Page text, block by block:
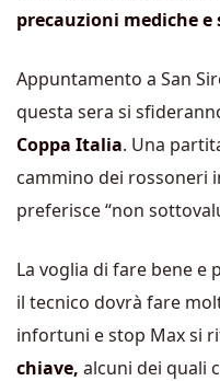
precauzioni mediche
Appuntamento a San
questa sera si
Coppa Italia. Una
cammino dei rossoneri
preferisce “non
La voglia di fare bene e
il tecnico dovrà fare
infortuni e stop Max si
chiave, alcuni dei quali